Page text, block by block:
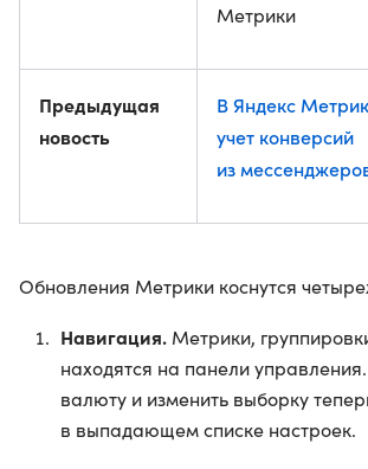
Метрики
Предыдущая
новость
В Яндекс
учет конверсий
из
Обновления Метрики коснутся
Навигация. Метрики,
находятся на панели
валюту и изменить выборку
в выпадающем списке настроек.